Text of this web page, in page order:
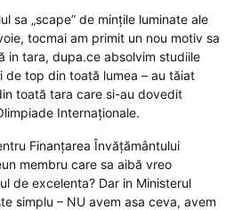
sa „scape” de mințile luminate ale
tocmai am primit un nou motiv sa
in tara, dupa.ce absolvim studiile
de top din toată lumea – au tăiat
toată tara care si-au dovedit
Internaționale.
Finanţarea Învăţământului
membru care sa aibă vreo
de excelenta? Dar in Ministerul
simplu – NU avem asa ceva, avem